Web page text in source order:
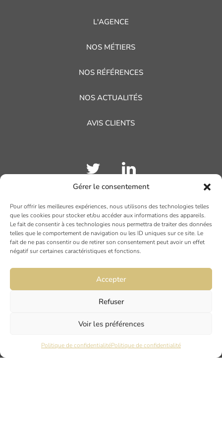
Gérer le consentement
Pour offrir les meilleures expériences, nous utilisons des technologies telles
que les cookies pour stocker et/ou accéder aux informations des appareils.
Le fait de consentir à ces technologies nous permettra de traiter des données
telles que le comportement de navigation ou les ID uniques sur ce site. Le
fait de ne pas consentir ou de retirer son consentement peut avoir un effet
négatif sur certaines caractéristiques et fonctions.
Accepter
Refuser
Voir les préférences
Politique de confidentialitéPolitique de confidentialité
L'AGENCE
NOS MÉTIERS
NOS RÉFÉRENCES
NOS ACTUALITÉS
AVIS CLIENTS
TOULOUSE
19 rue Ninau
31000 TOULOUSE
DIJON
6 rue du Docteur Chaussier
NANTES
45 rue Maréchal Joffre
44000 Nantes